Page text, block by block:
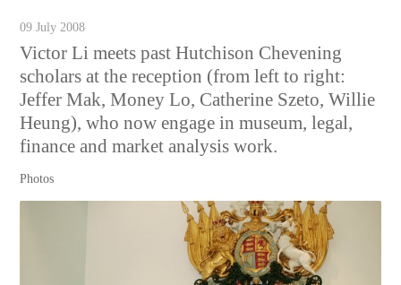
09 July 2008
Victor Li meets past Hutchison Chevening
scholars at the reception (from left to right:
Jeffer Mak, Money Lo, Catherine Szeto, Willie
Heung), who now engage in museum, legal,
finance and market analysis work.
Photos